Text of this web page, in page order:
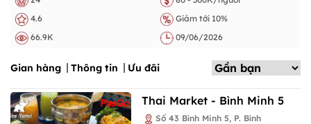
4.6
Giảm tới 10%
66.9K
09/06/2026
Gian hàng Thông tin Ưu đãi
Thai Market - Bình Minh 5
Số 43 Bình Minh 5, P. Bình